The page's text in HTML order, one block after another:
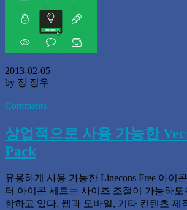
2013-02-05
by 장 정우
Comments
상업적으로 사용 가능한
Pack
유용하게 사용 가능한 Linecons Free 아이
터 아이콘 세트는 사이즈 조절이 가능하도
함하고 있다. 웹과 모바일, 기타 컨텐츠 제